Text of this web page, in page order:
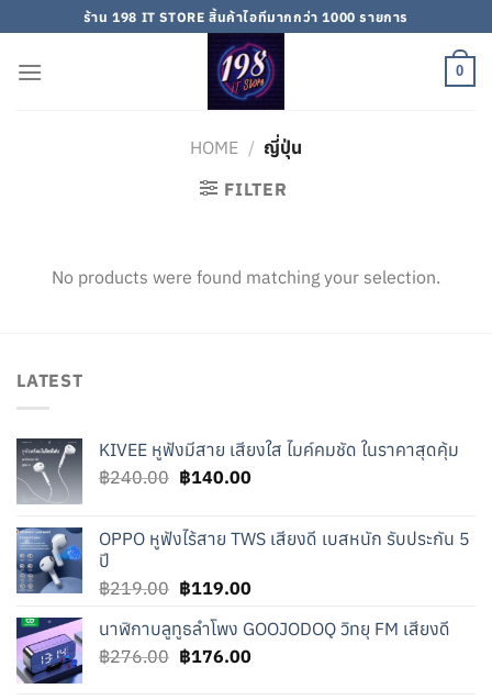
to
content
ร้าน 198 IT STORE สิ้นค้าไอทีมากกว่า 1000 รายการ
0
HOME / ญี่ปุ่น
FILTER
No products were found matching your selection.
LATEST
KIVEE หูฟังมีสาย เสียงใส ไมค์คมชัด ในราคาสุดคุ้ม
฿240.00 Original
฿240.00.
฿140.00Current
฿140.00.
OPPO หูฟังไร้สาย TWS เสียงดี เบสหนัก รับประกัน 5
ปี
฿219.00 Original
was:
฿219.00.
฿119.00Current
is:
฿119.00.
นาฬิกาบลูทูธลำโพง GOOJODOQ วิทยุ FM เสียงดี
฿276.00 Original
฿176.00Current